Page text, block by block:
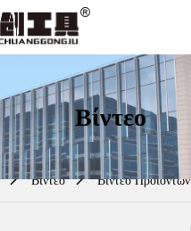
Βίντεο
Βίντεο Βίντεο Προϊόντων